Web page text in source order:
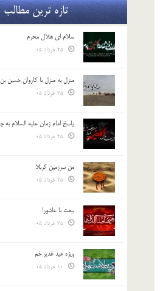
تازه ترین مطالب
سلام ای هلال محرم
منزل به منزل با کاروان حسین
پاسخ امام زمان علیه السلام به
من سرزمین کربلا
بیعت با عاشورا
ویژه عید غدیر خم